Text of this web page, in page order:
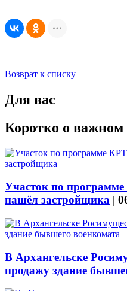
Возврат к списку
Для вас
Коротко о важном
Участок по
нашёл застройщика |
В Архангельске
продажу здание